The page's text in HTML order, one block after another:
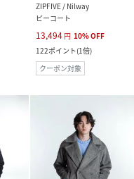
ZIPFIVE / Nilway
ピーコート
13,494 円 10%OFF
122ポイント(1倍)
クーポン対象